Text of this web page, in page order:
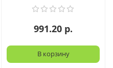
991.20 р.
В корзину